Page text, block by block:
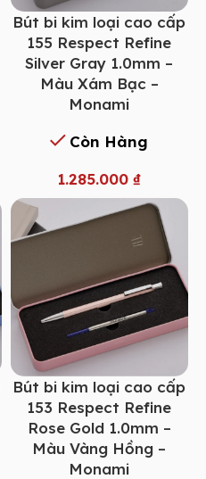
Bút bi kim loại cao cấp
155 Respect Refine
Silver Gray 1.0mm –
Màu Xám Bạc –
Monami
Còn Hàng
1.285.000₫
Bút bi kim loại cao cấp
153 Respect Refine
Rose Gold 1.0mm –
Màu Vàng Hồng –
Monami